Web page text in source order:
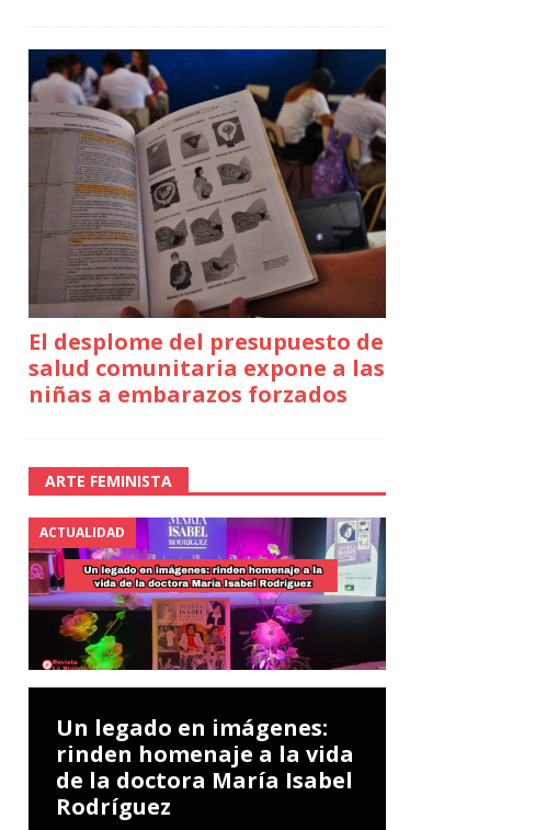
El desplome del presupuesto de
salud comunitaria expone a las
niñas a embarazos forzados
ARTE FEMINISTA
ACTUALIDAD
Un legado en imágenes:
rinden homenaje a la vida
de la doctora María Isabel
Rodríguez